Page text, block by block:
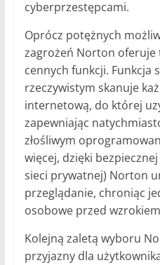
cyberprzestępcami.
Oprócz potężnych
zagrożeń Norton oferuje
cennych funkcji. Funkcja
rzeczywistym skanuje
internetową, do której
zapewniając
złośliwym
więcej, dzięki
sieci prywatnej) Norton
przeglądanie, chroniąc
osobowe przed
Kolejną zaletą wyboru
przyjazny dla